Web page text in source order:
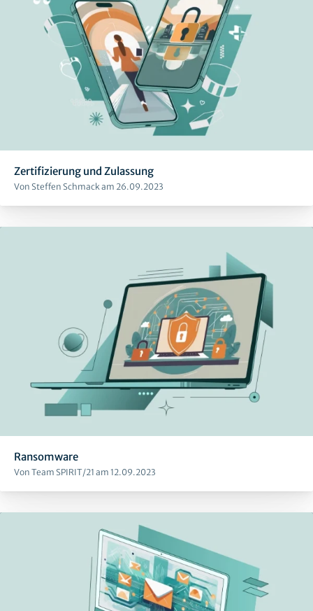
Zertifizierung und Zulassung
Von Steffen Schmack am 26.09.2023
Ransomware
Von Team SPIRIT/21 am 12.09.2023